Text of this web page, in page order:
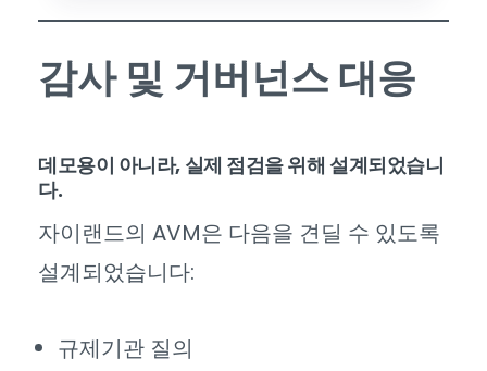
감사 및 거버넌스 대응
데모용이 아니라, 실제 점검을 위해 설계되었습니
다.
자이랜드의 AVM은 다음을 견딜 수 있도록
설계되었습니다:
규제기관 질의